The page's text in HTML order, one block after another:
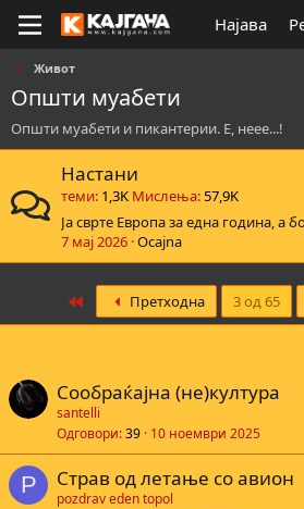
Најава
Живот
Општи муабети
Општи муабети и пикантерии. Е, неее...!
Настани
теми 1,3K Мислења 57,9K
7 мај 2026 Ocajna
Претходна 3 од 65
Сообраќајна (не)култура
santelli
Одговори 39 10 ноември 2025
P Страв од летање со авион
pozdrav eden topol